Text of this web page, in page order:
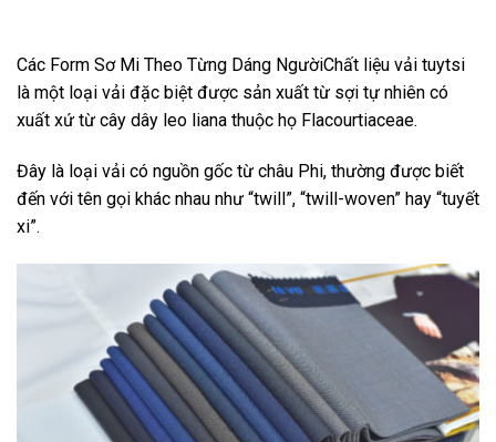
Các Form Sơ Mi Theo Từng Dáng NgườiChất liệu vải tuytsi
là một loại vải đặc biệt được sản xuất từ sợi tự nhiên có
xuất xứ từ cây dây leo liana thuộc họ Flacourtiaceae.
Đây là loại vải có nguồn gốc từ châu Phi, thường được biết
đến với tên gọi khác nhau như “twill”, “twill-woven” hay “tuyết
xi”.